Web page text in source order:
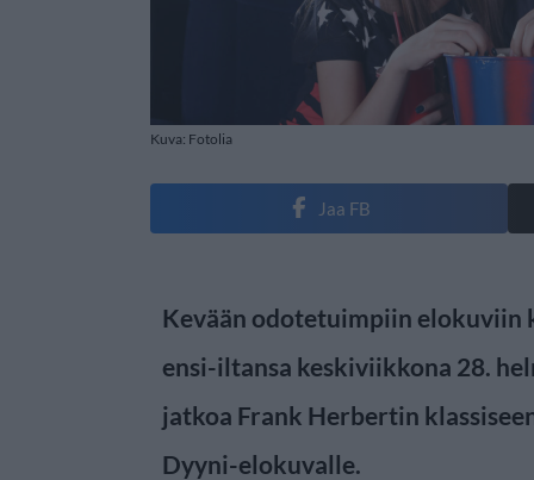
Kuva: Fotolia
Jaa FB
Kevään odotetuimpiin elokuviin
ensi-iltansa keskiviikkona 28.
jatkoa Frank Herbertin
Dyyni-elokuvalle.